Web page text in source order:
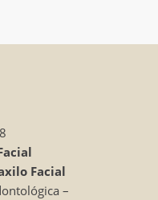
Facial
–